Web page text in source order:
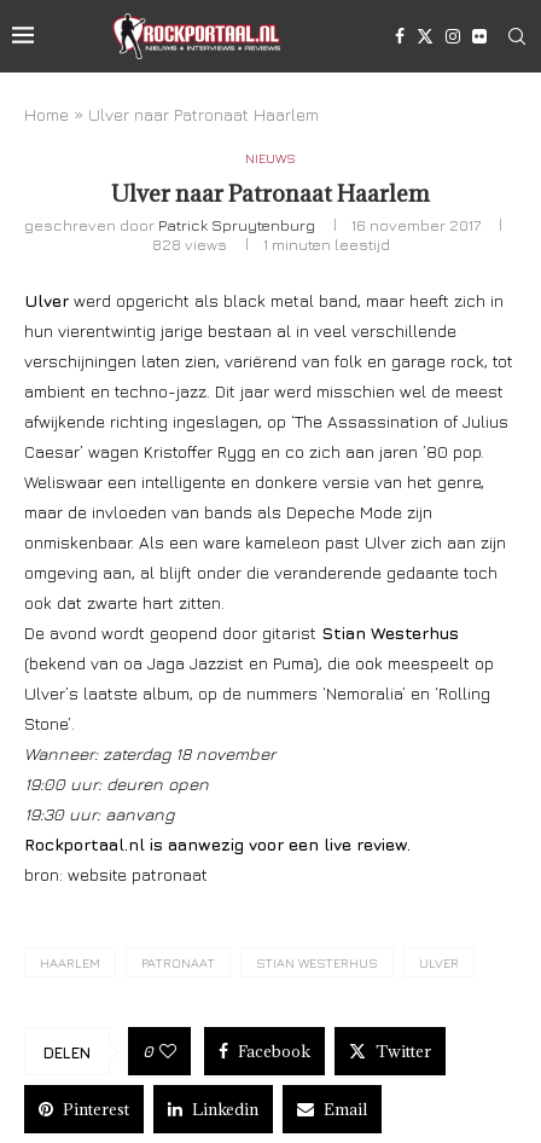
Home » Ulver naar Patronaat Haarlem
NIEUWS
Ulver naar Patronaat Haarlem
geschreven door Patrick Spruytenburg
16 november 2017
828 views 1 minuten leestijd
Ulver werd opgericht als black metal band, maar heeft zich in
hun vierentwintig jarige bestaan al in veel verschillende
verschijningen laten zien, variërend van folk en garage rock, tot
ambient en techno-jazz. Dit jaar werd misschien wel de meest
afwijkende richting ingeslagen, op ‘The Assassination of Julius
Caesar’ wagen Kristoffer Rygg en co zich aan jaren ’80 pop.
Weliswaar een intelligente en donkere versie van het genre,
maar de invloeden van bands als Depeche Mode zijn
onmiskenbaar. Als een ware kameleon past Ulver zich aan zijn
omgeving aan, al blijft onder die veranderende gedaante toch
ook dat zwarte hart zitten.
De avond wordt geopend door gitarist Stian Westerhus
(bekend van oa Jaga Jazzist en Puma), die ook meespeelt op
Ulver’s laatste album, op de nummers ‘Nemoralia’ en ‘Rolling
Stone’.
Wanneer: zaterdag 18 november
19:00 uur: deuren open
19:30 uur: aanvang
Rockportaal.nl is aanwezig voor een live review.
bron: website patronaat
HAARLEM PATRONAAT STIAN WESTERHUS ULVER
DELEN 0 Facebook Twitter
Pinterest Linkedin Email